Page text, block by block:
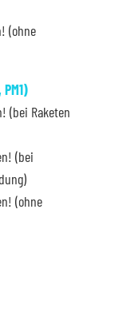
(ohne
(bei Raketen
(bei
(ohne